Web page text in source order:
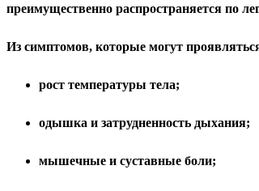
преимущественно распространяется по
Из симптомов, которые могут
рост температуры тела;
одышка и затрудненность дыхания;
мышечные и суставные боли;